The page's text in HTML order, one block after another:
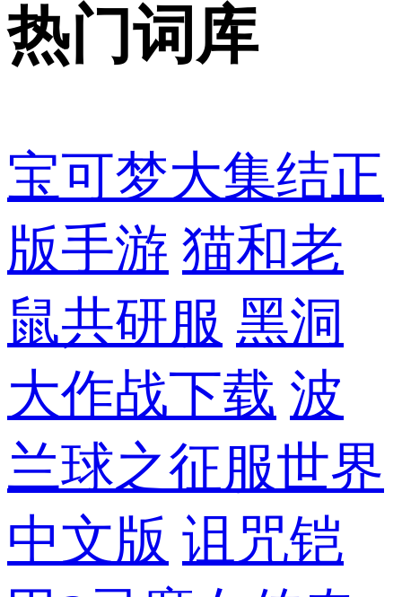
热门词库
宝可梦大集结正
版手游 猫和老
鼠共研服 黑洞
大作战下载 波
兰球之征服世界
中文版 诅咒铠